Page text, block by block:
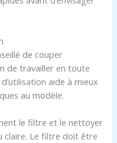
de couper
de travailler en toute
aide à mieux
au modèle.
le filtre et le nettoyer
claire. Le filtre doit être